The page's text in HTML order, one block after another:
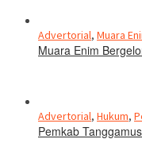
Advertorial, Muara
Muara Enim
Advertorial, Hukum,
Pemkab